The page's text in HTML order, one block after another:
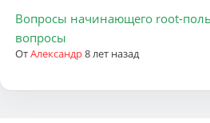
Вопросы начинающего root-
вопросы
ОтАлександр8 лет назад